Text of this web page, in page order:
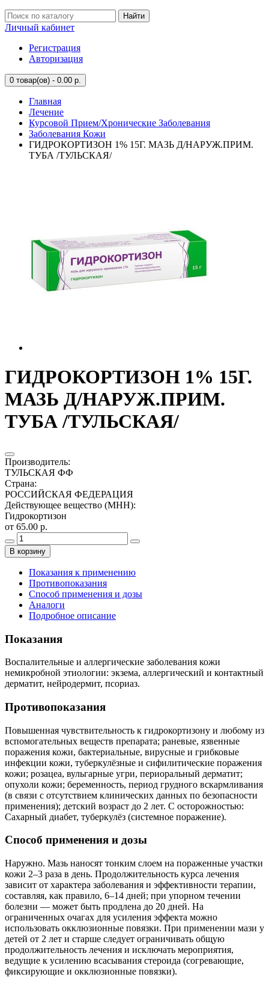
Найти
Личный кабинет
Регистрация
Авторизация
0 товар(ов) - 0.00 р.
Главная
Лечение
Курсовой Прием/Хронические Заболевания
Заболевания Кожи
ГИДРОКОРТИЗОН 1% 15Г. МАЗЬ Д/НАРУЖ.ПРИМ.
ТУБА /ТУЛЬСКАЯ/
ГИДРОКОРТИЗОН 1% 15Г.
МАЗЬ Д/НАРУЖ.ПРИМ.
ТУБА /ТУЛЬСКАЯ/
Производитель:
ТУЛЬСКАЯ ФФ
Страна:
РОССИЙСКАЯ ФЕДЕРАЦИЯ
Действующее вещество (МНН):
Гидрокортизон
от 65.00 р.
В корзину
Показания к применению
Противопоказания
Способ применения и дозы
Аналоги
Подробное описание
Показания
Воспалительные и аллергические заболевания кожи
немикробной этиологии: экзема, аллергический и контактный
дерматит, нейродермит, псориаз.
Противопоказания
Повышенная чувствительность к гидрокортизону и любому из
вспомогательных веществ препарата; раневые, язвенные
поражения кожи, бактериальные, вирусные и грибковые
инфекции кожи, туберкулёзные и сифилитические поражения
кожи; розацеа, вульгарные угри, периоральный дерматит;
опухоли кожи; беременность, период грудного вскармливания
(в связи с отсутствием клинических данных по безопасности
применения); детский возраст до 2 лет. С осторожностью:
Сахарный диабет, туберкулёз (системное поражение).
Способ применения и дозы
Наружно. Мазь наносят тонким слоем на пораженные участки
кожи 2–3 раза в день. Продолжительность курса лечения
зависит от характера заболевания и эффективности терапии,
составляя, как правило, 6–14 дней; при упорном течении
болезни — может быть продлена до 20 дней. На
ограниченных очагах для усиления эффекта можно
использовать окклюзионные повязки. При применении мази у
детей от 2 лет и старше следует ограничивать общую
продолжительность лечения и исключать мероприятия,
ведущие к усилению всасывания стероида (согревающие,
фиксирующие и окклюзионные повязки).